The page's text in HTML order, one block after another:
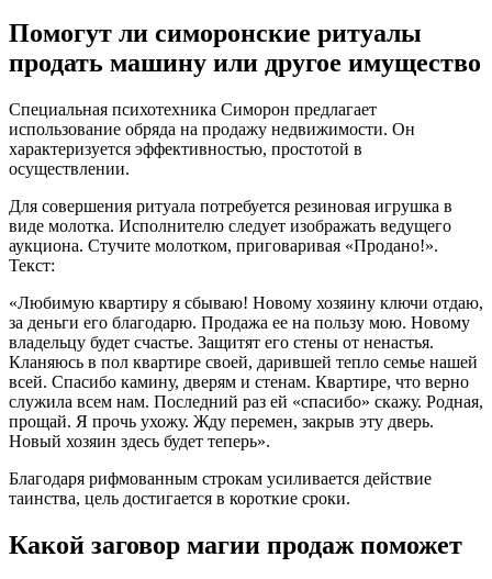
Помогут ли симоронские ритуалы
продать машину или другое имущество
Специальная психотехника Симорон предлагает
использование обряда на продажу недвижимости. Он
характеризуется эффективностью, простотой в
осуществлении.
Для совершения ритуала потребуется резиновая игрушка в
виде молотка. Исполнителю следует изображать ведущего
аукциона. Стучите молотком, приговаривая «Продано!».
Текст:
«Любимую квартиру я сбываю! Новому хозяину ключи отдаю,
за деньги его благодарю. Продажа ее на пользу мою. Новому
владельцу будет счастье. Защитят его стены от ненастья.
Кланяюсь в пол квартире своей, дарившей тепло семье нашей
всей. Спасибо камину, дверям и стенам. Квартире, что верно
служила всем нам. Последний раз ей «спасибо» скажу. Родная,
прощай. Я прочь ухожу. Жду перемен, закрыв эту дверь.
Новый хозяин здесь будет теперь».
Благодаря рифмованным строкам усиливается действие
таинства, цель достигается в короткие сроки.
Какой заговор магии продаж поможет